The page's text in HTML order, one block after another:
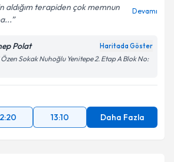
aldığım terapiden çok memnun
Devamı
Polat Haritada Göster
Sokak Nuhoğlu Yenitepe 2. Etap A Blok No:
13:10 Daha Fazla